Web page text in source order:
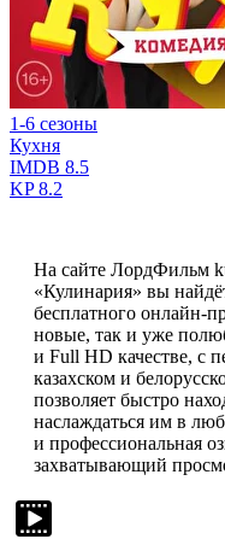
1-6 сезоны
Кухня
IMDB 8.5
KP8.2
На сайте ЛордФильм
«Кулинария» вы
бесплатного онлайн-
новые, так и уже
и Full HD качестве, с
казахском и
позволяет быстро
наслаждаться им в
и профессиональная
захватывающий